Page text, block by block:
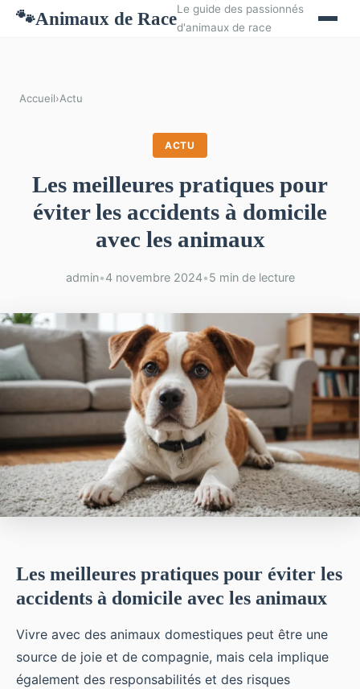
🐾Animaux de RaceLe guide des passionnés
d'animaux de race
Accueil›Actu
ACTU
Les meilleures pratiques pour
éviter les accidents à domicile
avec les animaux
admin•4 novembre 2024•5 min de lecture
Les meilleures pratiques pour éviter les
accidents à domicile avec les animaux
Vivre avec des animaux domestiques peut être une
source de joie et de compagnie, mais cela implique
également des responsabilités et des risques